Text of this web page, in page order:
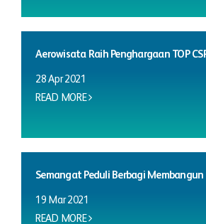
Aerowisata Raih Penghargaan TOP
28 Apr 2021
READ MORE
Semangat Peduli Berbagi
19 Mar 2021
READ MORE